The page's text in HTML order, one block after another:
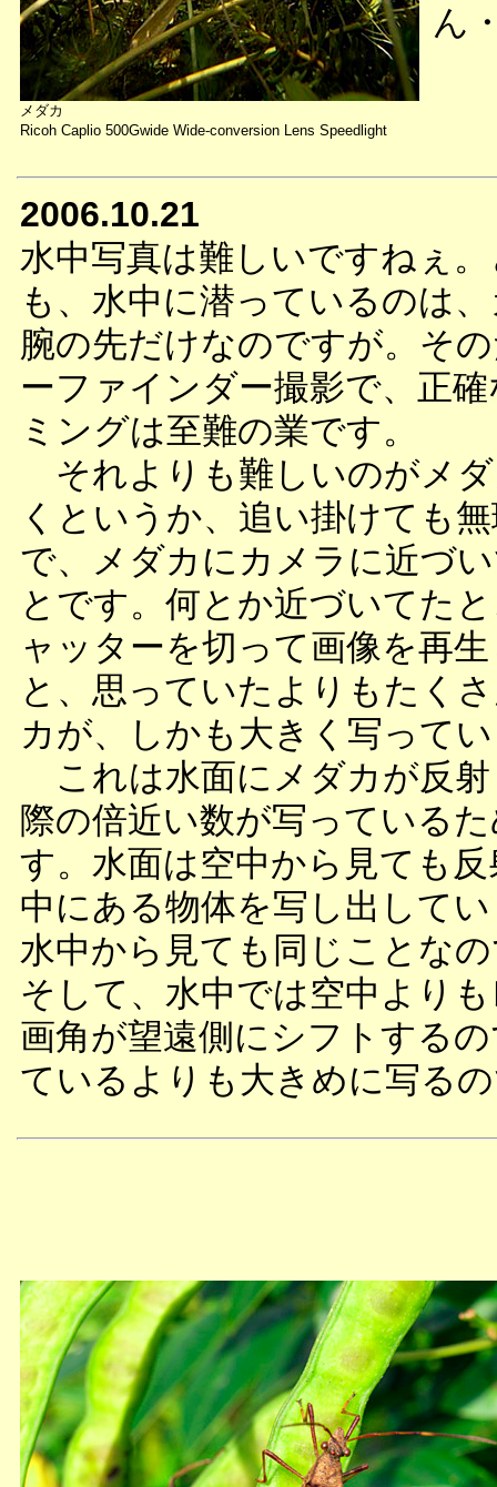
メダカ
Ricoh Caplio 500Gwide Wide-conversion Lens Speedlight
ん
2006.10.21
水中写真は難しいですねぇ
も、水中に潜っているのは
腕の先だけなのですが。そ
ーファインダー撮影で、正
ミングは至難の業です。
それよりも難しいのがメ
くというか、追い掛けても
で、メダカにカメラに近づ
とです。何とか近づいてた
ャッターを切って画像を再
と、思っていたよりもたく
カが、しかも大きく写って
これは水面にメダカが反射
際の倍近い数が写っている
す。水面は空中から見ても
中にある物体を写し出して
水中から見ても同じことな
そして、水中では空中より
画角が望遠側にシフトする
ているよりも大きめに写る